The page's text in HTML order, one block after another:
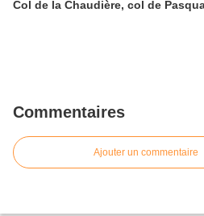
Col de la Chaudière, col de
Commentaires
Ajouter un commentaire